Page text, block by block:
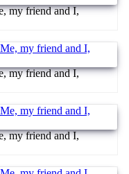
my friend and I,
my friend and I,
my friend and I,